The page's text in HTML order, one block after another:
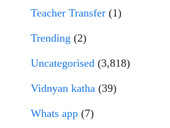
Teacher Transfer (1)
Trending (2)
Uncategorised (3,818)
Vidnyan katha (39)
Whats app (7)